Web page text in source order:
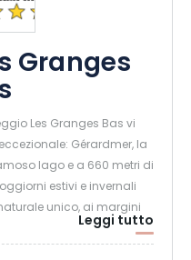
Granges
Les Granges Bas vi
Gérardmer, la
lago e a 660 metri di
estivi e invernali
unico, ai margini
ricca la Lorena.
familiare. In loco,
Leggi tutto